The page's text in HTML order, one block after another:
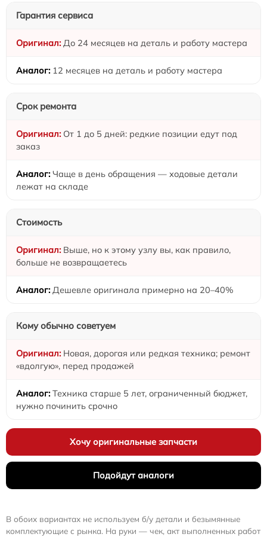
Гарантия сервиса
До 24 месяцев на деталь и работу мастера
12 месяцев на деталь и работу мастера
Срок ремонта
От 1 до 5 дней: редкие позиции едут под
заказ
Чаще в день обращения — ходовые детали
лежат на складе
Стоимость
Выше, но к этому узлу вы, как правило,
больше не возвращаетесь
Дешевле оригинала примерно на 20–40%
Кому обычно советуем
Новая, дорогая или редкая техника; ремонт
«вдолгую», перед продажей
Техника старше 5 лет, ограниченный бюджет,
нужно починить срочно
Хочу оригинальные запчасти
Подойдут аналоги
В обоих вариантах не используем б/у детали и безымянные
комплектующие с рынка. На руки — чек, акт выполненных работ